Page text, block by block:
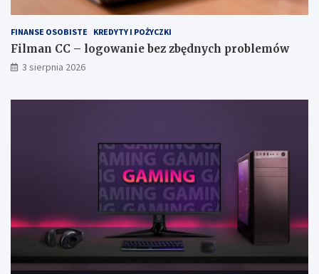
FINANSE OSOBISTE KREDYTY I POŻYCZKI
Filman CC – logowanie bez zbędnych problemów
3 sierpnia 2026